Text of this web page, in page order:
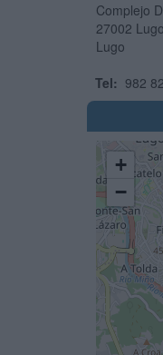
Complejo
27002 Lugo
Lugo
Tel: 982
+
−